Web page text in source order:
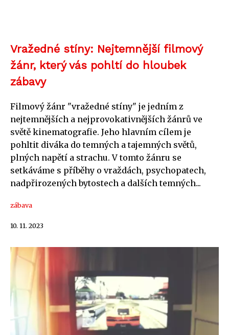
Vražedné stíny: Nejtemnější filmový
žánr, který vás pohltí do hloubek
zábavy
Filmový žánr "vražedné stíny" je jedním z
nejtemnějších a nejprovokativnějších žánrů ve
světě kinematografie. Jeho hlavním cílem je
pohltit diváka do temných a tajemných světů,
plných napětí a strachu. V tomto žánru se
setkáváme s příběhy o vraždách, psychopatech,
nadpřirozených bytostech a dalších temných...
zábava
10. 11. 2023